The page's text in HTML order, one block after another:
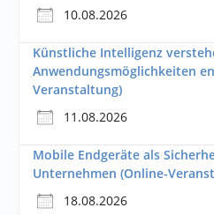
10.08.2026
Künstliche Intelligenz
Anwendungsmöglichkeiten
Veranstaltung)
11.08.2026
Mobile Endgeräte als
Unternehmen (Online-
18.08.2026